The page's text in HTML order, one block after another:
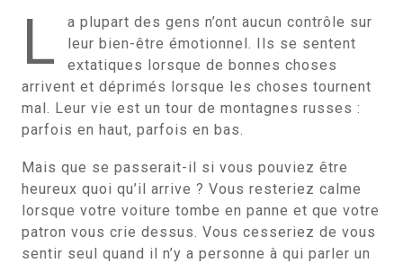
L
a plupart des gens n’ont aucun contrôle sur
leur bien-être émotionnel. Ils se sentent
extatiques lorsque de bonnes choses
arrivent et déprimés lorsque les choses tournent
mal. Leur vie est un tour de montagnes russes :
parfois en haut, parfois en bas.
Mais que se passerait-il si vous pouviez être
heureux quoi qu’il arrive ? Vous resteriez calme
lorsque votre voiture tombe en panne et que votre
patron vous crie dessus. Vous cesseriez de vous
sentir seul quand il n’y a personne à qui parler un